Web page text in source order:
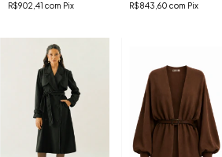
R$902,41 com Pix R$843,60com Pix